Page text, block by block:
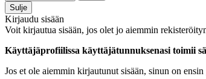
Sulje
Kirjaudu sisään
Voit kirjautua sisään, jos olet jo aiemmin
Käyttäjäprofiilissa käyttäjätunnuksenasi toimii
Jos et ole aiemmin kirjautunut sisään, sinun on ensin